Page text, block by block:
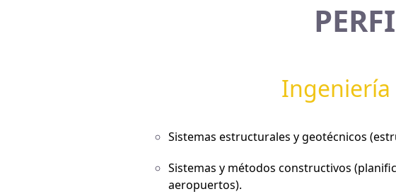
Ingeniería
Sistemas estructurales y geotécnicos
Sistemas y métodos constructivos
aeropuertos).